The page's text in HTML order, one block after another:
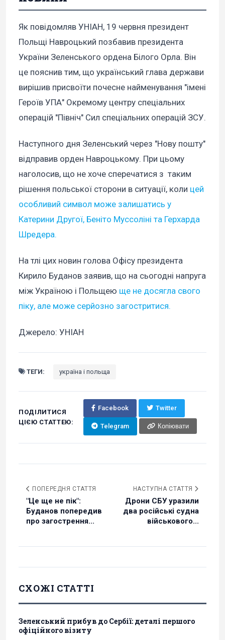
Як повідомляв УНІАН, 19 червня президент
Польщі Навроцький позбавив президента
України Зеленського ордена Білого Орла. Він
це пояснив тим, що український глава держави
вирішив присвоїти почесне найменування "імені
Героїв УПА" Окремому центру спеціальних
операцій "Північ" Сил спеціальних операцій ЗСУ.
Наступного дня Зеленський через "Нову пошту"
відправив орден Навроцькому. При цьому
наголосив, що не хоче сперечатися з таким
рішення польської сторони в ситуації, коли цей
особливий символ може залишатись у
Катерини Другої, Беніто Муссоліні та Герхарда
Шредера.
На тлі цих новин голова Офісу президента
Кирило Буданов заявив, що на сьогодні напруга
між Україною і Польщею ще не досягла свого
піку, але може серйозно загостритися.
Джерело: УНІАН
ТЕГИ: україна і польща
ПОДІЛИТИСЯ
ЦІЄЮ СТАТТЕЮ:
Facebook Twitter
Telegram Копіювати
ПОПЕРЕДНЯ СТАТТЯ
"Це ще не пік":
Буданов попередив
про загострення...
НАСТУПНА СТАТТЯ
Дрони СБУ уразили
два російські судна
військового...
СХОЖІ СТАТТІ
Зеленський прибув до Сербії: деталі першого
офіційного візиту